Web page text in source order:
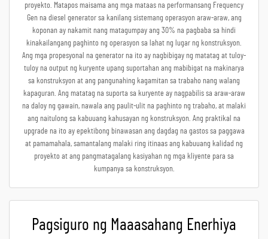
proyekto. Matapos maisama ang mga mataas na performansang Frequency
Gen na diesel generator sa kanilang sistemang operasyon araw-araw, ang
koponan ay nakamit nang matagumpay ang 30% na pagbaba sa hindi
kinakailangang paghinto ng operasyon sa lahat ng lugar ng konstruksyon.
Ang mga propesyonal na generator na ito ay nagbibigay ng matatag at tuloy-
tuloy na output ng kuryente upang suportahan ang mabibigat na makinarya
sa konstruksyon at ang pangunahing kagamitan sa trabaho nang walang
kapaguran. Ang matatag na suporta sa kuryente ay nagpabilis sa araw-araw
na daloy ng gawain, nawala ang paulit-ulit na paghinto ng trabaho, at malaki
ang naitulong sa kabuuang kahusayan ng konstruksyon. Ang praktikal na
upgrade na ito ay epektibong binawasan ang dagdag na gastos sa paggawa
at pamamahala, samantalang malaki ring itinaas ang kabuuang kalidad ng
proyekto at ang pangmatagalang kasiyahan ng mga kliyente para sa
kumpanya sa konstruksyon.
Pagsiguro ng Maaasahang Enerhiya